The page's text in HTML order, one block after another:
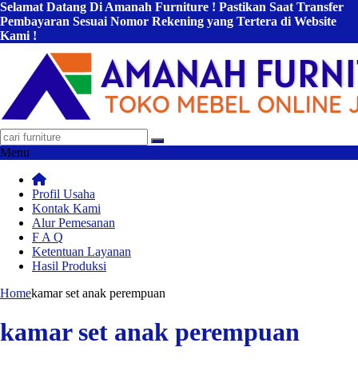
Selamat Datang Di Amanah Furniture ! Pastikan Saat Transfer
Pembayaran Sesuai Nomor Rekening yang Tertera di Website
Kami !
Menu
Profil Usaha
Kontak Kami
Alur Pemesanan
F A Q
Ketentuan Layanan
Hasil Produksi
Homekamar set anak perempuan
kamar set anak perempuan